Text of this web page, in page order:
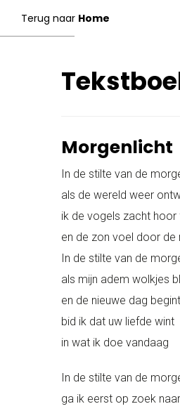
Terug naar Home
Morgenlicht
In de stilte van de
als de wereld weer
ik de vogels zacht hoor
en de zon voel door de
In de stilte van de
als mijn adem wolkjes
en de nieuwe dag
bid ik dat uw liefde wint
in wat ik doe vandaag
In de stilte van de
ga ik eerst op zoek